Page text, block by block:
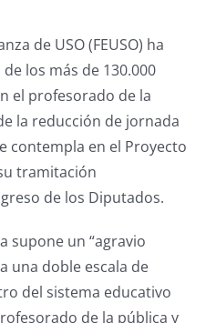
de USO (FEUSO) ha
los más de 130.000
el profesorado de la
la reducción de jornada
contempla en el Proyecto
tramitación
de los Diputados.
supone un “agravio
una doble escala de
del sistema educativo
de la pública y